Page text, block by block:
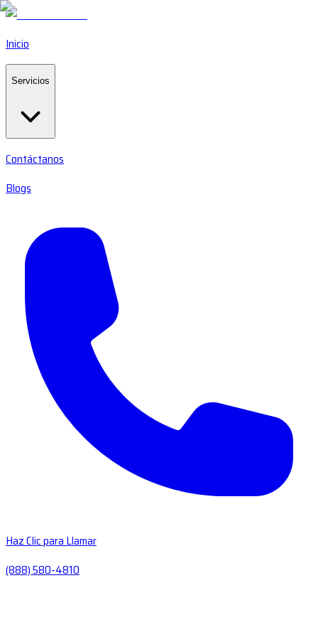
Inicio
Servicios
Contáctanos
Blogs
Haz Clic para Llamar
(888) 580-4810